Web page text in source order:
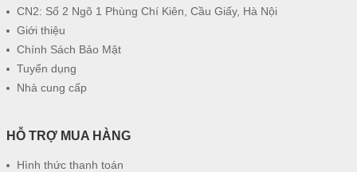
CN2: Số 2 Ngõ 1 Phùng Chí Kiên, Cầu Giấy, Hà Nội
Giới thiệu
Chính Sách Bảo Mật
Tuyển dụng
Nhà cung cấp
HỖ TRỢ MUA HÀNG
Hình thức thanh toán